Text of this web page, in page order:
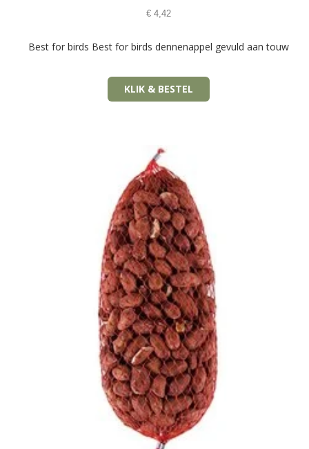
€ 4,42
Best for birds Best for birds dennenappel gevuld aan touw
KLIK & BESTEL